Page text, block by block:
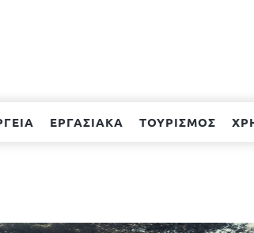
ΕΡΓΑΣΙΑΚΑ ΤΟΥΡΙΣΜΟΣ